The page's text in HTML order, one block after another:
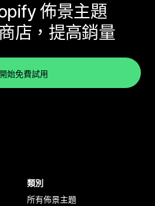
佈景主題
店，提高銷量
開始免費試用
類別
所有佈景主題